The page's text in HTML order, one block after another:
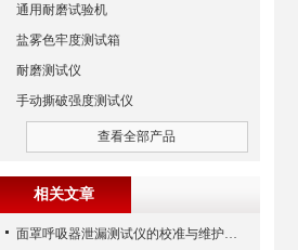
通用耐磨试验机
盐雾色牢度测试箱
耐磨测试仪
手动撕破强度测试仪
查看全部产品
相关文章
面罩呼吸器泄漏测试仪的校准与维护技巧